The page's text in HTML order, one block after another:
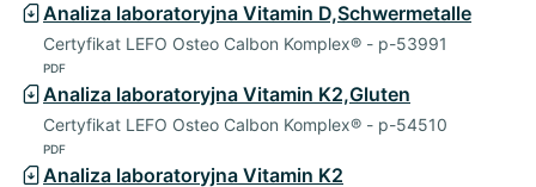
Analiza laboratoryjna Vitamin D,Schwermetalle
Certyfikat LEFO Osteo Calbon Komplex® - p-53991
PDF
Analiza laboratoryjna Vitamin K2,Gluten
Certyfikat LEFO Osteo Calbon Komplex® - p-54510
PDF
Analiza laboratoryjna Vitamin K2